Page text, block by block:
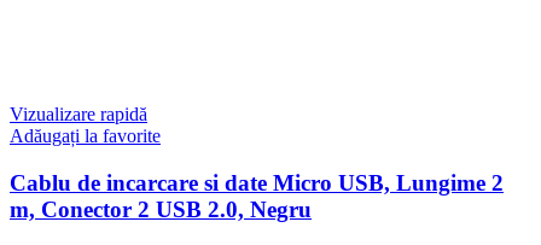
Vizualizare rapidă
Adăugați la favorite
Cablu de incarcare si date Micro USB, Lungime 2
m, Conector 2 USB 2.0, Negru